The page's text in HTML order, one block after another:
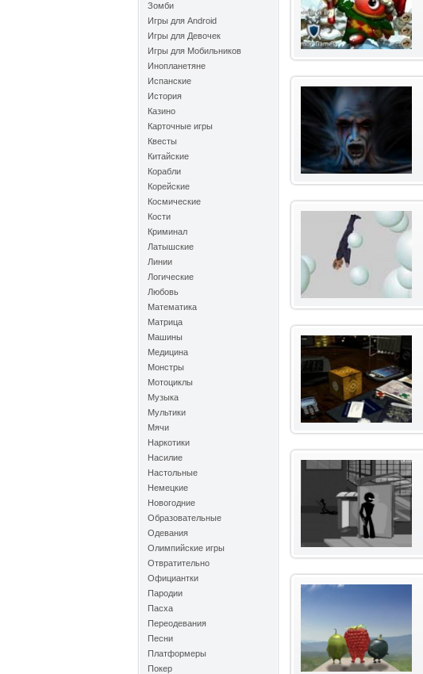
Зомби
Игры для Android
Игры для Девочек
Игры для Мобильников
Инопланетяне
Испанские
История
Казино
Карточные игры
Квесты
Китайские
Корабли
Корейские
Космические
Кости
Криминал
Латышские
Линии
Логические
Любовь
Математика
Матрица
Машины
Медицина
Монстры
Мотоциклы
Музыка
Мультики
Мячи
Наркотики
Насилие
Настольные
Немецкие
Новогодние
Образовательные
Одевания
Олимпийские игры
Отвратительно
Официантки
Пародии
Пасха
Переодевания
Песни
Платформеры
Покер